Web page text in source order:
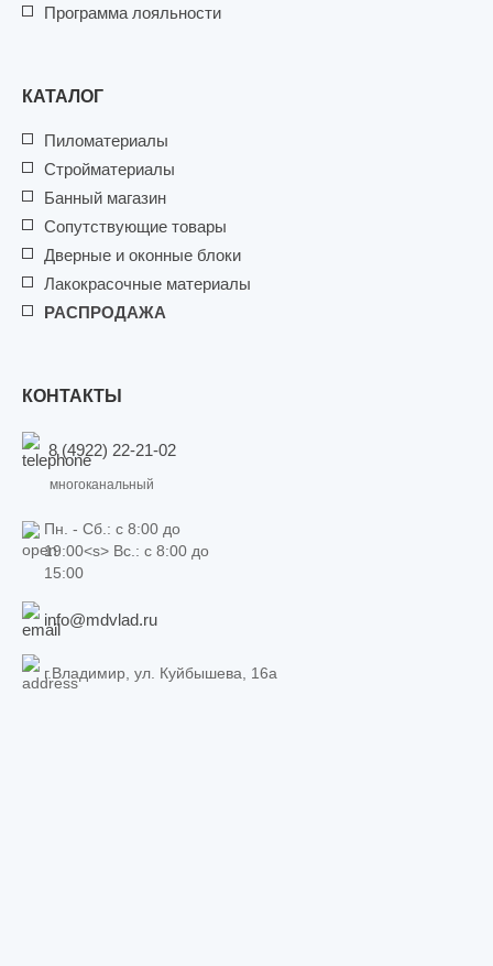
Программа лояльности
КАТАЛОГ
Пиломатериалы
Стройматериалы
Банный магазин
Сопутствующие товары
Дверные и оконные блоки
Лакокрасочные материалы
РАСПРОДАЖА
КОНТАКТЫ
8 (4922) 22-21-02
многоканальный
Пн. - Сб.: c 8:00 до
19:00<s> Вс.: c 8:00 до
15:00
info@mdvlad.ru
г.Владимир, ул. Куйбышева, 16а